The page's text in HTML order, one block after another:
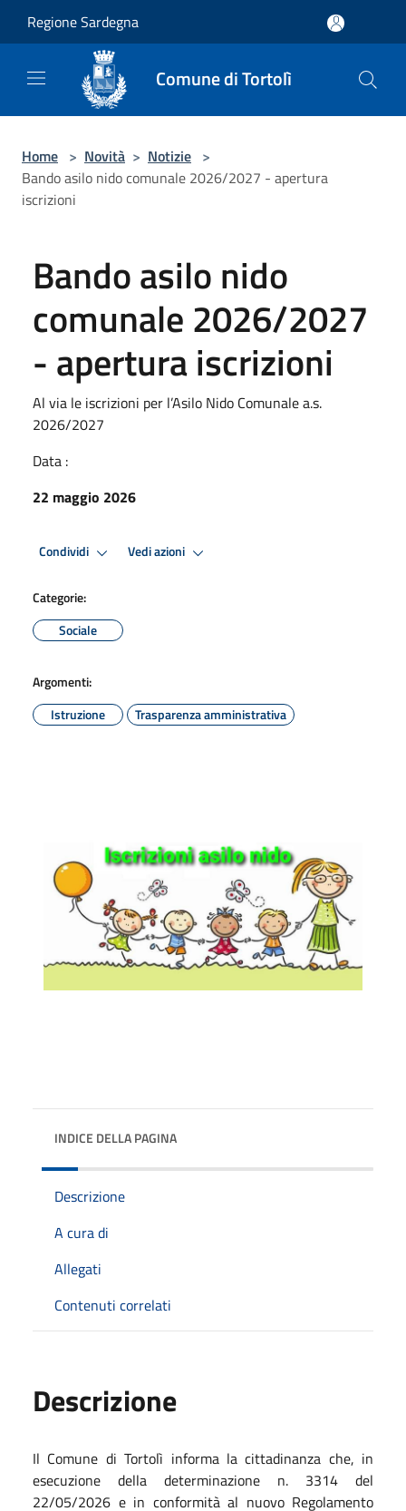
Regione Sardegna
Comune di Tortolì
Home > Novità > Notizie >
Bando asilo nido comunale 2026/2027 - apertura
iscrizioni
Bando asilo nido
comunale 2026/2027
- apertura iscrizioni
Al via le iscrizioni per l’Asilo Nido Comunale a.s.
2026/2027
Data :
22 maggio 2026
Condividi Vedi azioni
Categorie:
Sociale
Argomenti:
Istruzione
Trasparenza amministrativa
INDICE DELLA PAGINA
Descrizione
A cura di
Allegati
Contenuti correlati
Descrizione
Il Comune di Tortolì informa la cittadinanza che, in
esecuzione della determinazione n. 3314 del
22/05/2026 e in conformità al nuovo Regolamento